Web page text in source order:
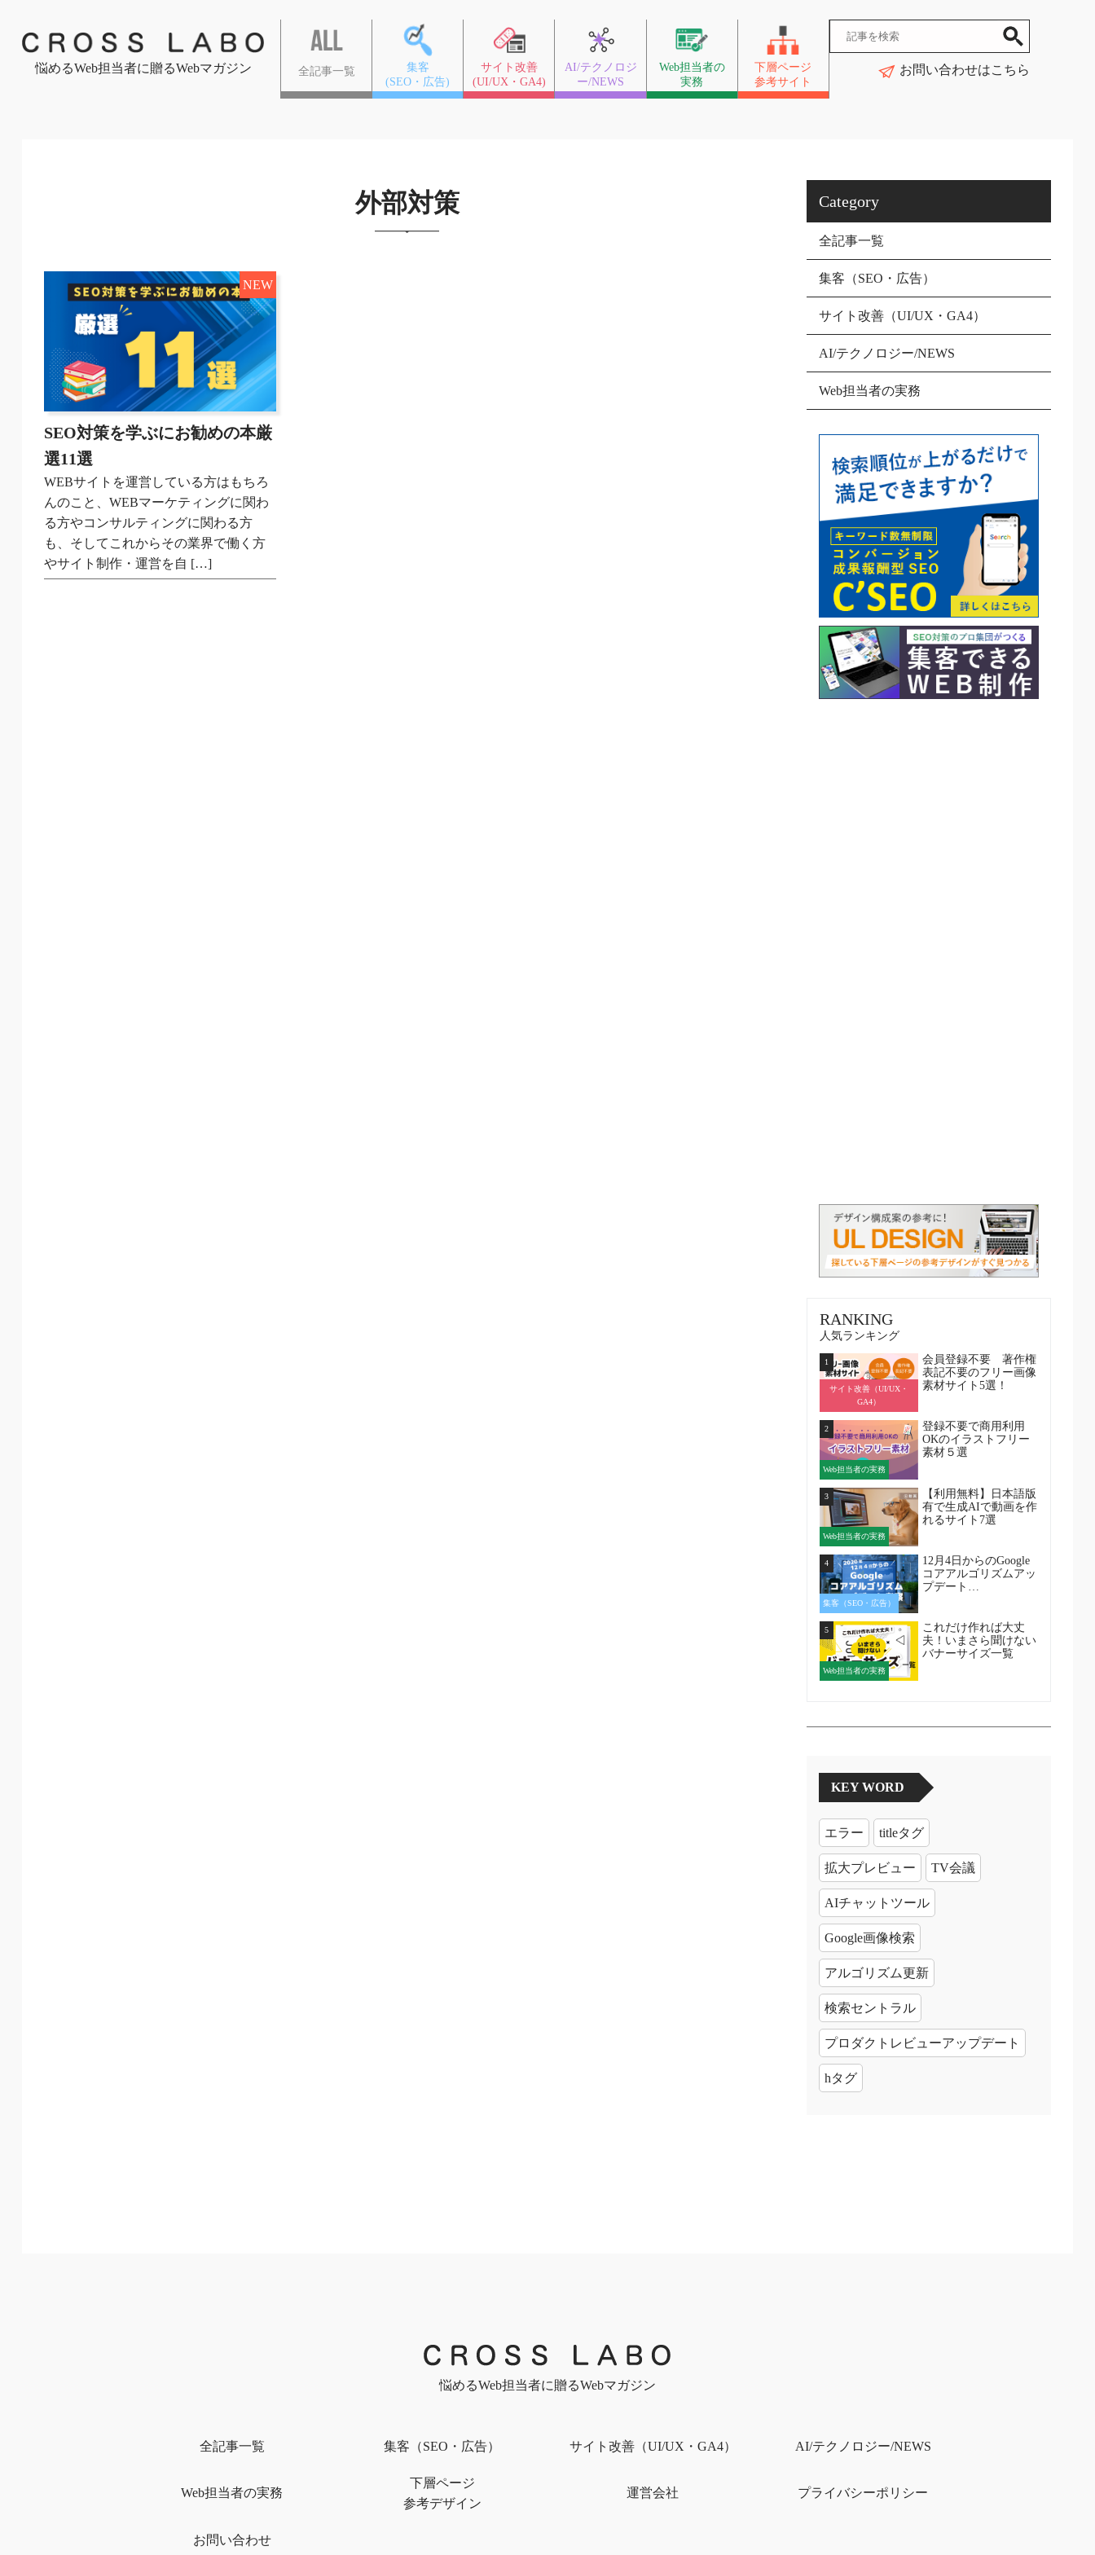
お問い合わせはこちら
悩めるWeb担当者に贈るWebマガジン 全記事一覧
集客
(SEO・広告)
サイト改善
(UI/UX・GA4)
AI/テクノロジ
ー/NEWS
Web担当者の
実務
下層ページ
参考サイト
外部対策
NEW
SEO対策を学ぶにお勧めの本厳
選11選
WEBサイトを運営している方はもちろ
んのこと、WEBマーケティングに関わ
る方やコンサルティングに関わる方
も、そしてこれからその業界で働く方
やサイト制作・運営を自 […]
Category
全記事一覧
集客（SEO・広告）
サイト改善（UI/UX・GA4）
AI/テクノロジー/NEWS
Web担当者の実務
RANKING
人気ランキング
1
サイト改善（UI/UX・
GA4）
会員登録不要 著作権
表記不要のフリー画像
素材サイト5選！
2
Web担当者の実務
登録不要で商用利用
OKのイラストフリー
素材５選
3
Web担当者の実務
【利用無料】日本語版
有で生成AIで動画を作
れるサイト7選
4
集客（SEO・広告）
12月4日からのGoogle
コアアルゴリズムアッ
プデート…
5
Web担当者の実務
これだけ作れば大丈
夫！いまさら聞けない
バナーサイズ一覧
KEY WORD
エラー titleタグ
拡大プレビュー TV会議
AIチャットツール
Google画像検索
アルゴリズム更新
検索セントラル
プロダクトレビューアップデート
hタグ
悩めるWeb担当者に贈るWebマガジン
全記事一覧 集客（SEO・広告） サイト改善（UI/UX・GA4） AI/テクノロジー/NEWS
Web担当者の実務
下層ページ
参考デザイン
運営会社 プライバシーポリシー
お問い合わせ